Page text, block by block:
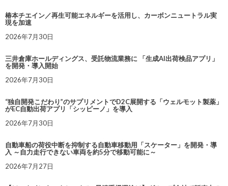
椿本チエイン／再生可能エネルギーを活用し、カーボンニュートラル実
現を加速
2026年7月30日
三井倉庫ホールディングス、受託物流業務に 「生成AI出荷検品アプリ」
を開発・導入開始
2026年7月30日
“独自開発こだわり”のサプリメントでD2C展開する「ウェルモット製薬」
がEC自動出荷アプリ「シッピーノ」を導入
2026年7月30日
自動車船の荷役中断を抑制する自動車移動用「スケーター」を開発・導
入 ～自力走行できない車両を約5分で移動可能に～
2026年7月27日